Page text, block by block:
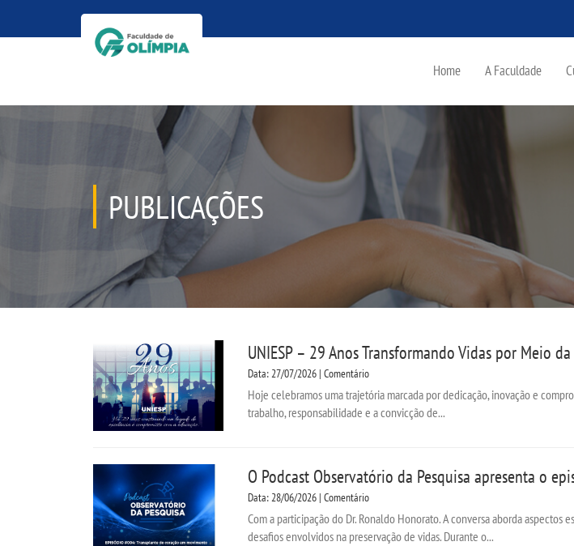
Home A Faculdade
PUBLICAÇÕES
UNIESP – 29 Anos Transformando Vidas por Meio
Data: 27/07/2026 | Comentário
Hoje celebramos uma trajetória marcada por dedicação, inovação e
trabalho, responsabilidade e a convicção de...
O Podcast Observatório da Pesquisa apresenta o
Data: 28/06/2026 | Comentário
Com a participação do Dr. Ronaldo Honorato. A conversa aborda
desafios envolvidos na preservação de vidas. Durante o...